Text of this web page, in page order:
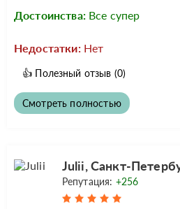
Достоинства: Все супер
Недостатки: Нет
👍 Полезный отзыв (0)
Смотреть полностью
Julii, Санкт-
Репутация: +256